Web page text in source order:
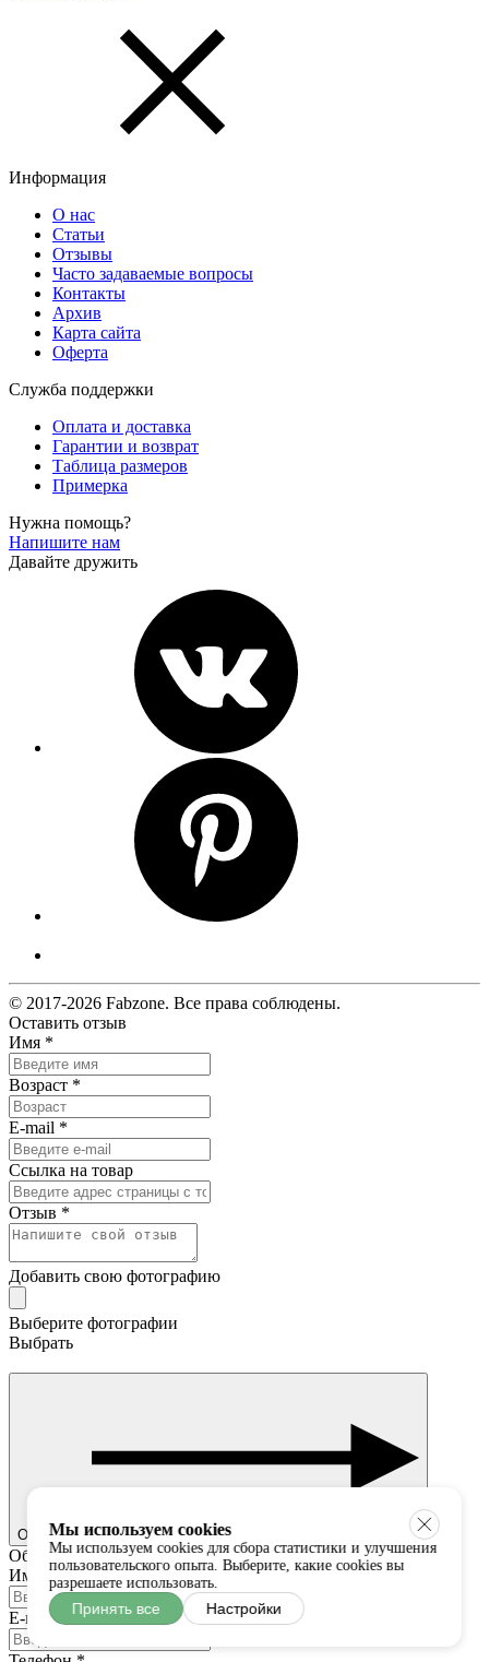
Информация
О нас
Статьи
Отзывы
Часто задаваемые вопросы
Контакты
Архив
Карта сайта
Оферта
Служба поддержки
Оплата и доставка
Гарантии и возврат
Таблица размеров
Примерка
Нужна помощь?
Напишите нам
Давайте дружить
© 2017-2026 Fabzone. Все права соблюдены.
Оставить отзыв
Имя *
Возраст *
E-mail *
Ссылка на товар
Отзыв *
Добавить свою фотографию
Выберите фотографии
Выбрать
Отправить
Обратная связь
Имя, фамилия*
E-mail
Мы используем cookies
Мы используем cookies для сбора статистики и улучшения
пользовательского опыта. Выберите, какие cookies вы
разрешаете использовать.
Принять все Настройки